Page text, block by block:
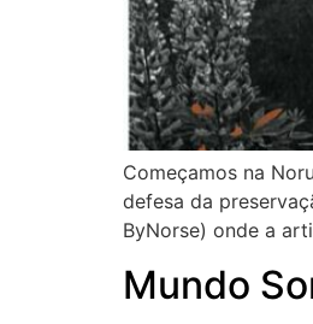
Começamos na
defesa da
ByNorse) onde a
Mundo